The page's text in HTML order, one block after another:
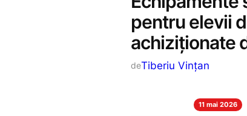
pentru elevii
achiziționate
deTiberiu Vințan
11 mai 2026